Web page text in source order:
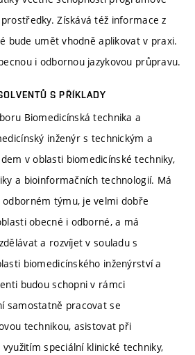
Získává též informace z
bude umět vhodně aplikovat v praxi.
i odbornou jazykovou průpravu.
S PŘÍKLADY
Biomedicínská technika a
inženýr s technickým a
v oblasti biomedicínské techniky,
a bioinformačních technologií. Má
týmu, je velmi dobře
obecné i odborné, a má
a rozvíjet v souladu s
biomedicínského inženýrství a
budou schopni v rámci
samostatně pracovat se
technikou, asistovat při
speciální klinické techniky,